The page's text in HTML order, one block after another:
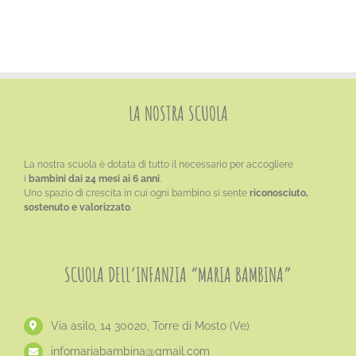
LA NOSTRA SCUOLA
La nostra scuola è dotata di tutto il necessario per accogliere
i bambini dai 24 mesi ai 6 anni.
Uno spazio di crescita in cui ogni bambino si sente riconosciuto,
sostenuto e valorizzato.
SCUOLA DELL’INFANZIA “MARIA BAMBINA”
Via asilo, 14 30020, Torre di Mosto (Ve)
​infomariabambina@gmail.com